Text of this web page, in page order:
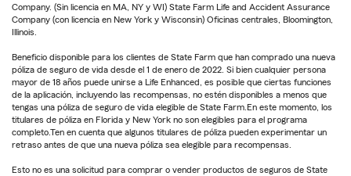
Company. (Sin licencia en MA, NY y WI) State Farm Life and Accident Assurance
Company (con licencia en New York y Wisconsin) Oficinas centrales, Bloomington,
Illinois.
Beneficio disponible para los clientes de State Farm que han comprado una nueva
póliza de seguro de vida desde el 1 de enero de 2022. Si bien cualquier persona
mayor de 18 años puede unirse a Life Enhanced, es posible que ciertas funciones
de la aplicación, incluyendo las recompensas, no estén disponibles a menos que
tengas una póliza de seguro de vida elegible de State Farm.En este momento, los
titulares de póliza en Florida y New York no son elegibles para el programa
completo.Ten en cuenta que algunos titulares de póliza pueden experimentar un
retraso antes de que una nueva póliza sea elegible para recompensas.
Esto no es una solicitud para comprar o vender productos de seguros de State